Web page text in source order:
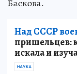
Баскова.
Над СССР
пришельцев:
искала и
НАУКА